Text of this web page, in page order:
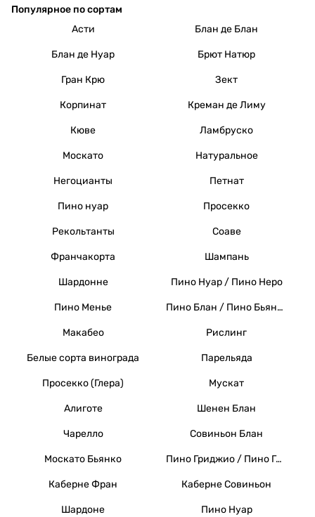
Популярное по сортам
Асти
Блан де Блан
Блан де Нуар Брют Натюр
Гран Крю Зект
Корпинат Креман де Лиму
Кюве Ламбруско
Москато Натуральное
Негоцианты Петнат
Пино нуар Просекко
Рекольтанты Соаве
Франчакорта Шампань
Шардонне Пино Нуар / Пино Неро
Пино Менье Пино Блан / Пино Бьянко / Вайссер Бургундер
Макабео Рислинг
Белые сорта винограда Парельяда
Просекко (Глера) Мускат
Алиготе Шенен Блан
Чарелло Совиньон Блан
Москато Бьянко Пино Гриджио / Пино Гри
Каберне Фран Каберне Совиньон
Шардоне Пино Нуар